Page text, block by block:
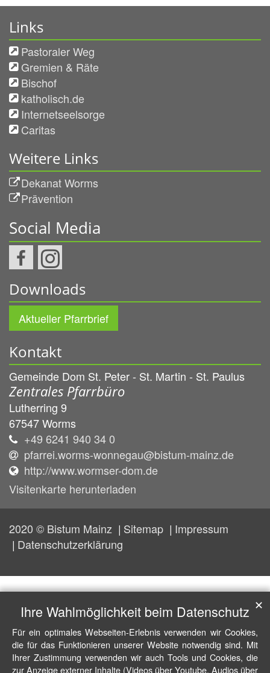
Links
Pastoraler Weg
Gremien & Räte
Bischof
katholisch.de
Internetseelsorge
Caritas
Weitere Links
Dekanat Worms
Prävention
Social Media
Downloads
Aktueller Pfarrbrief
Kontakt
Gemeinde Dom St. Peter - St. Martin - St. Paulus
Zentrales Pfarrbüro
Lutherring 9
67547Worms
+49 6241 940 34 0
pfarrei.worms-wonnegau@bistum-mainz.de
http://www.wormser-dom.de
Visitenkarte herunterladen
2020 © Bistum Mainz Sitemap
Impressum
Datenschutzerklärung
Ihre Wahlmöglichkeit beim Datenschutz
Für ein optimales Webseiten-Erlebnis verwenden wir Cookies,
die für das Funktionieren unserer Website notwendig sind. Mit
Ihrer Zustimmung verwenden wir auch Tools und Cookies, die
zur Anzeige externer Inhalte (Videos über Youtube, Audios über
✕